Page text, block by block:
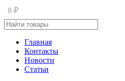
0 ₽
Главная
Контакты
Новости
Статьи